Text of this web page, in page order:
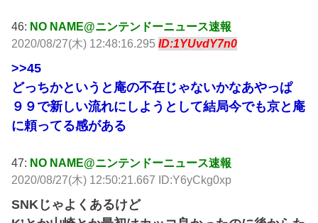
46: NO NAME@ニンテンドーニュース速報
2020/08/27(木) 12:48:16.295ID:1YUvdY7n0
>>45
どっちかというと庵の不在じゃないかなあやっぱ
９９で新しい流れにしようとして結局今でも京と庵
に頼ってる感がある
47: NO NAME@ニンテンドーニュース速報
2020/08/27(木) 12:50:21.667 ID:Y6yCkg0xp
SNKじゃよくあるけど